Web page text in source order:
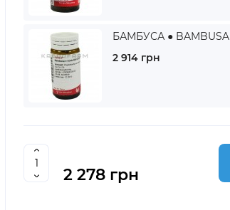
БАМБУСА ● BAMBUSA
2 914 грн
2 278 грн